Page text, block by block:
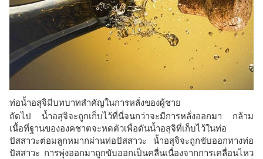
ท่อน้ำอสุจิมีบทบาทสำคัญในการหลั่งของผู้ชาย
ถัดไป น้ำอสุจิจะถูกเก็บไว้ที่นี่จนกว่าจะมีการหลั่งออกมา กล้าม
เนื้อที่ฐานขององคชาตจะหดตัวเพื่อดันน้ำอสุจิที่เก็บไว้ในท่อ
ปัสสาวะต่อมลูกหมากผ่านท่อปัสสาวะ น้ำอสุจิจะถูกขับออกทางท่อ
ปัสสาวะ การพุ่งออกมาถูกขับออกเป็นคลื่นเนื่องจากการเคลื่อนไหว